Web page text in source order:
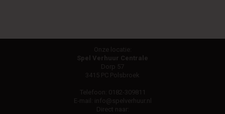
Onze locatie:
Spel Verhuur Centrale
Dorp 57
3415 PC Polsbroek
Telefoon: 0182-309811
E-mail: info@spelverhuur.nl
Direct naar: